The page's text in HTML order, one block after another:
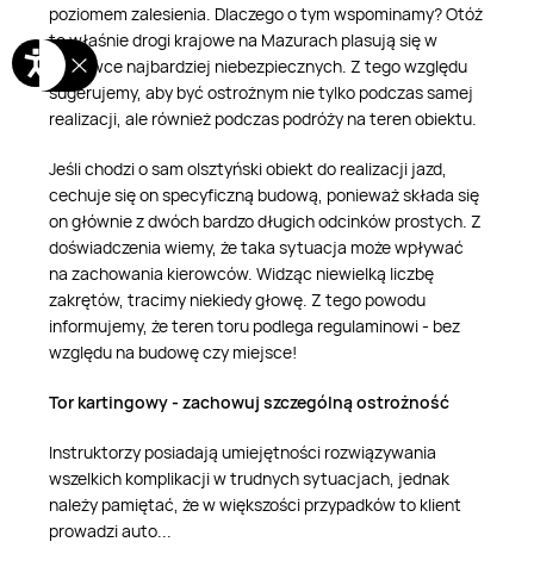
poziomem zalesienia. Dlaczego o tym wspominamy? Otóż
to właśnie drogi krajowe na Mazurach plasują się w
czołówce najbardziej niebezpiecznych. Z tego względu
sugerujemy, aby być ostrożnym nie tylko podczas samej
realizacji, ale również podczas podróży na teren obiektu.
Jeśli chodzi o sam olsztyński obiekt do realizacji jazd,
cechuje się on specyficzną budową, ponieważ składa się
on głównie z dwóch bardzo długich odcinków prostych. Z
doświadczenia wiemy, że taka sytuacja może wpływać
na zachowania kierowców. Widząc niewielką liczbę
zakrętów, tracimy niekiedy głowę. Z tego powodu
informujemy, że teren toru podlega regulaminowi - bez
względu na budowę czy miejsce!
Tor kartingowy - zachowuj szczególną ostrożność
Instruktorzy posiadają umiejętności rozwiązywania
wszelkich komplikacji w trudnych sytuacjach, jednak
należy pamiętać, że w większości przypadków to klient
prowadzi auto...